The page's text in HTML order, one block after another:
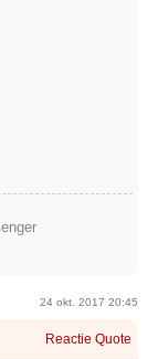
24 okt. 2017 20:45
Reactie Quote